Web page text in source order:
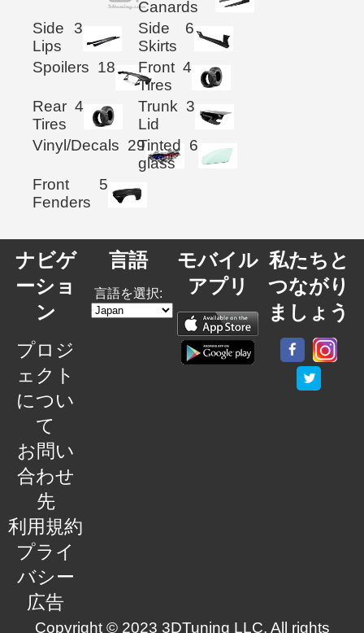
Canards
Side
Lips
3
Side
Skirts
6
Spoilers 18
Front
Tires
4
Rear
Tires
4
Trunk
Lid
3
Vinyl/Decals 29Tinted
glass
6
Front
Fenders
5
ナビゲ
ーショ
ン
プロジ
ェクト
につい
て
お問い
合わせ
先
利用規約
プライ
バシー
広告
言語
言語を選択:
モバイル
アプリ
私たちと
つながり
ましょう
Copyright © 2023 3DTuning LLC. All rights